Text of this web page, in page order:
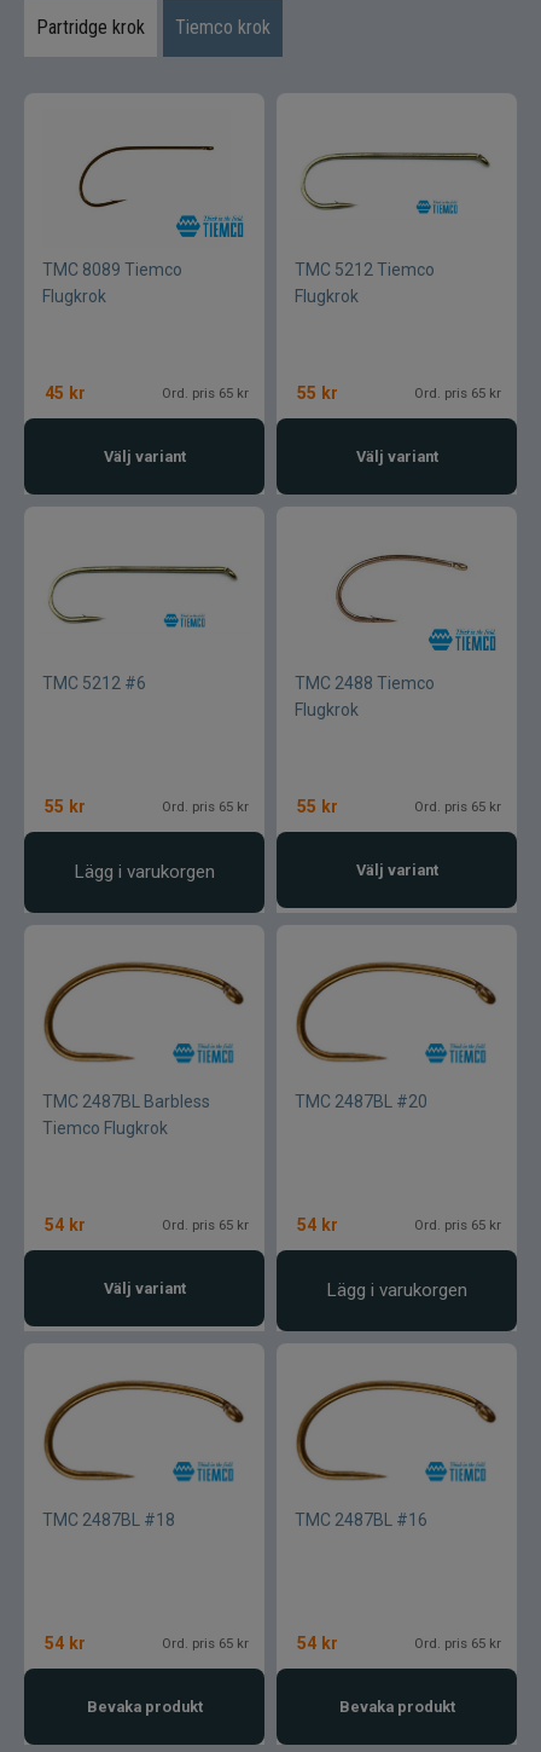
Vinterfiske
Trolling
Varumärken
Partridge krok Tiemco krok
TMC 8089 Tiemco
Flugkrok
45 kr Ord. pris 65 kr
Välj variant
TMC 5212 Tiemco
Flugkrok
55 kr Ord. pris 65 kr
Välj variant
TMC 5212 #6
55 kr Ord. pris 65 kr
Lägg i varukorgen
TMC 2488 Tiemco
Flugkrok
55 kr Ord. pris 65 kr
Välj variant
TMC 2487BL Barbless
Tiemco Flugkrok
54 kr Ord. pris 65 kr
Välj variant
TMC 2487BL #20
54 kr Ord. pris 65 kr
Lägg i varukorgen
TMC 2487BL #18
54 kr Ord. pris 65 kr
Bevaka produkt
TMC 2487BL #16
54 kr Ord. pris 65 kr
Bevaka produkt